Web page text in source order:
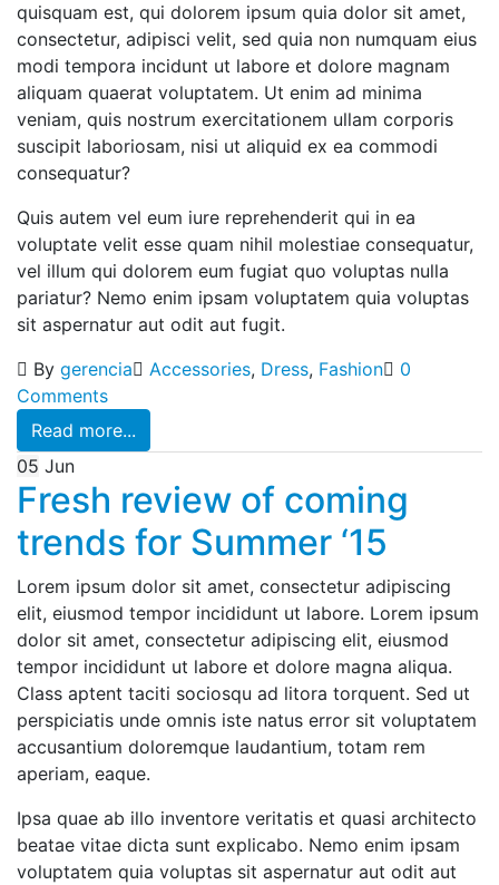
quisquam est, qui dolorem ipsum quia dolor sit amet,
consectetur, adipisci velit, sed quia non numquam eius
modi tempora incidunt ut labore et dolore magnam
aliquam quaerat voluptatem. Ut enim ad minima
veniam, quis nostrum exercitationem ullam corporis
suscipit laboriosam, nisi ut aliquid ex ea commodi
consequatur?
Quis autem vel eum iure reprehenderit qui in ea
voluptate velit esse quam nihil molestiae consequatur,
vel illum qui dolorem eum fugiat quo voluptas nulla
pariatur? Nemo enim ipsam voluptatem quia voluptas
sit aspernatur aut odit aut fugit.
By gerencia Accessories, Dress, Fashion
0
Comments
Read more...
05 Jun
Fresh review of coming
trends for Summer ‘15
Lorem ipsum dolor sit amet, consectetur adipiscing
elit, eiusmod tempor incididunt ut labore. Lorem ipsum
dolor sit amet, consectetur adipiscing elit, eiusmod
tempor incididunt ut labore et dolore magna aliqua.
Class aptent taciti sociosqu ad litora torquent. Sed ut
perspiciatis unde omnis iste natus error sit voluptatem
accusantium doloremque laudantium, totam rem
aperiam, eaque.
Ipsa quae ab illo inventore veritatis et quasi architecto
beatae vitae dicta sunt explicabo. Nemo enim ipsam
voluptatem quia voluptas sit aspernatur aut odit aut